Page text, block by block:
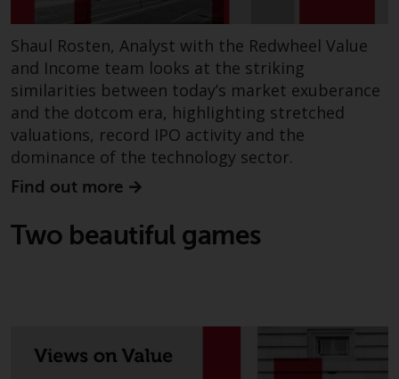
Unternehmen) geäußert, und
diese können sich ohne
Vorankündigung ändern.
Redwheel ist nicht verpflichtet,
Informationen zu aktualisieren,
und Leser sollten sich bei einer
Anlageentscheidung nicht
ausschließlich auf die auf dieser
Informationen verlassen.
Obwohl Redwheel bestrebt ist,
Shaul Rosten, Analyst with the Redwheel Value
and Income team looks at the striking
similarities between today’s market exuberance
and the dotcom era, highlighting stretched
valuations, record IPO activity and the
dominance of the technology sector.
Find out more
Two beautiful games